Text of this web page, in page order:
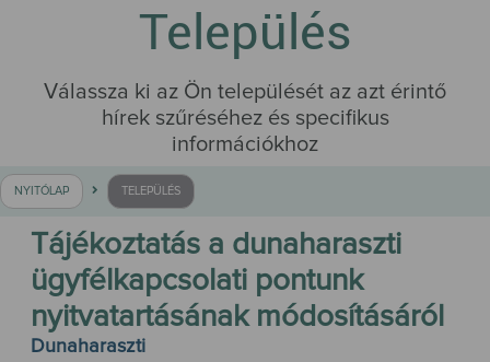
Település
Válassza ki az Ön települését az azt érintő
hírek szűréséhez és specifikus
információkhoz
NYITÓLAP TELEPÜLÉS
Tájékoztatás a dunaharaszti
ügyfélkapcsolati pontunk
nyitvatartásának módosításáról
Dunaharaszti